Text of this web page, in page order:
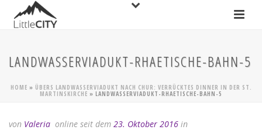
LANDWASSERVIADUKT-RHAETISCHE-BAHN-5
HOME » ÜBERS LANDWASSERVIADUKT NACH CHUR: VERRÜCKTES DINNER IN DER ST.
MARTINSKIRCHE » LANDWASSERVIADUKT-RHAETISCHE-BAHN-5
von Valeria online seit dem 23. Oktober 2016 in